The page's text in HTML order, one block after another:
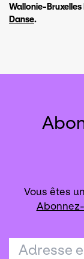
Wallonie-
Danse.
Vous êtes
Adresse